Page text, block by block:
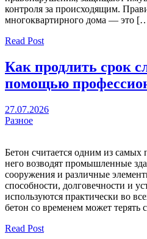
контроля за происходящим.
многоквартирного дома — это
Read Post
Как продлить срок
помощью
27.07.2026
Разное
Бетон считается одним из
него возводят промышленные
сооружения и различные
способности, долговечности и
используются практически во
бетон со временем может
Read Post